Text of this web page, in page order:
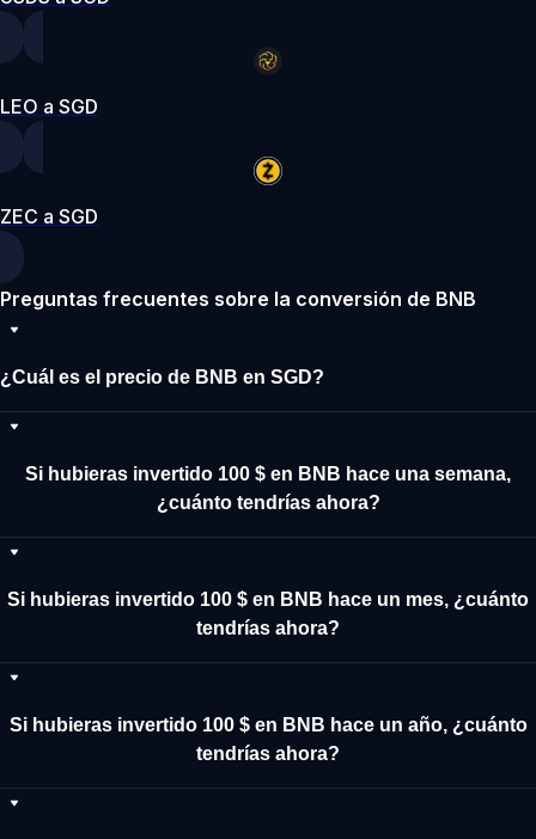
LEO a SGD
ZEC a SGD
Preguntas frecuentes sobre la conversión de BNB
¿Cuál es el precio de BNB en SGD?
Si hubieras invertido 100 $ en BNB hace una semana,
¿cuánto tendrías ahora?
Si hubieras invertido 100 $ en BNB hace un mes, ¿cuánto
tendrías ahora?
Si hubieras invertido 100 $ en BNB hace un año, ¿cuánto
tendrías ahora?